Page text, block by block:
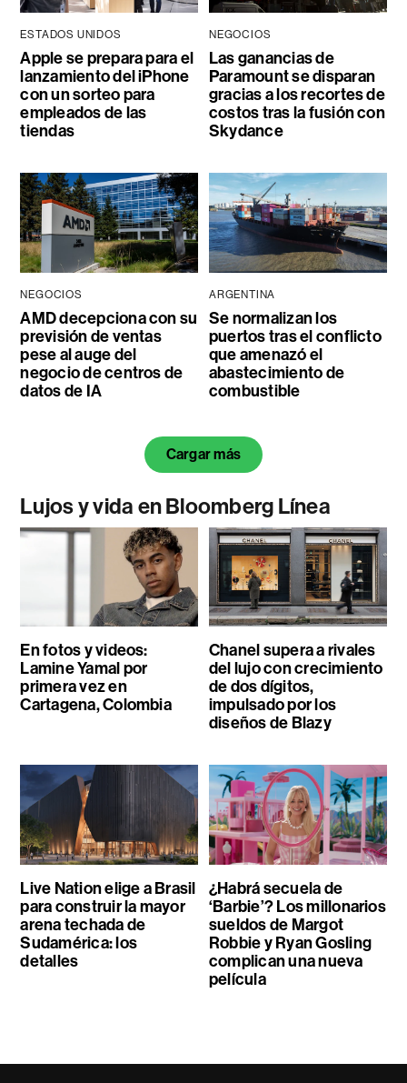
ESTADOS UNIDOS
Apple se prepara para el
lanzamiento del iPhone
con un sorteo para
empleados de las
tiendas
NEGOCIOS
Las ganancias de
Paramount se disparan
gracias a los recortes de
costos tras la fusión con
Skydance
NEGOCIOS
AMD decepciona con su
previsión de ventas
pese al auge del
negocio de centros de
datos de IA
ARGENTINA
Se normalizan los
puertos tras el conflicto
que amenazó el
abastecimiento de
combustible
Cargar más
Lujos y vida en Bloomberg Línea
En fotos y videos:
Lamine Yamal por
primera vez en
Cartagena, Colombia
Chanel supera a rivales
del lujo con crecimiento
de dos dígitos,
impulsado por los
diseños de Blazy
Live Nation elige a Brasil
para construir la mayor
arena techada de
Sudamérica: los
detalles
¿Habrá secuela de
‘Barbie’? Los millonarios
sueldos de Margot
Robbie y Ryan Gosling
complican una nueva
película